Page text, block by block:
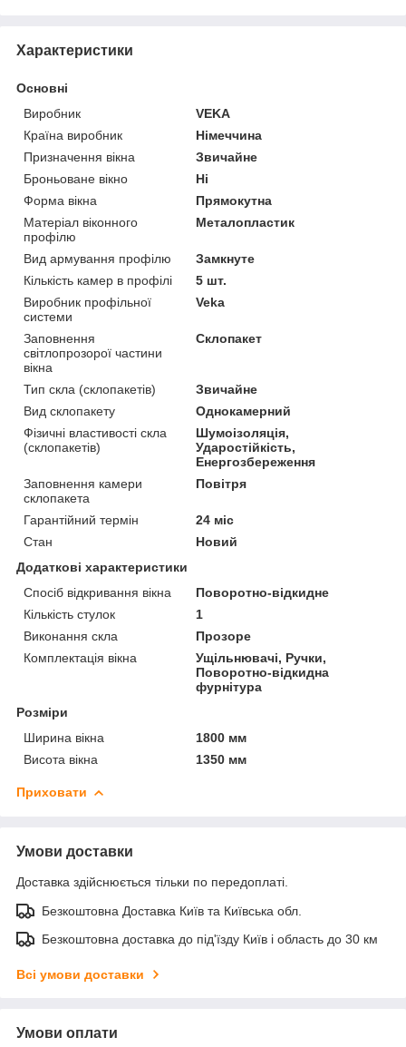
Характеристики
Основні
Виробник
VEKA
Країна виробник
Німеччина
Призначення вікна
Звичайне
Броньоване вікно
Ні
Форма вікна
Прямокутна
Матеріал віконного
профілю
Металопластик
Вид армування профілю
Замкнуте
Кількість камер в профілі
5 шт.
Виробник профільної
системи
Veka
Заповнення
світлопрозорої частини
вікна
Склопакет
Тип скла (склопакетів)
Звичайне
Вид склопакету
Однокамерний
Фізичні властивості скла
(склопакетів)
Шумоізоляція,
Ударостійкість,
Енергозбереження
Заповнення камери
склопакета
Повітря
Гарантійний термін
24 міс
Стан
Новий
Додаткові характеристики
Спосіб відкривання вікна
Поворотно-відкидне
Кількість стулок
1
Виконання скла
Прозоре
Комплектація вікна
Ущільнювачі, Ручки,
Поворотно-відкидна
фурнітура
Розміри
Ширина вікна
1800 мм
Висота вікна
1350 мм
Приховати
Умови доставки
Доставка здійснюється тільки по передоплаті.
Безкоштовна Доставка Київ та Київська обл.
Безкоштовна доставка до під'їзду Київ і область до 30 км
Всі умови доставки
Умови оплати